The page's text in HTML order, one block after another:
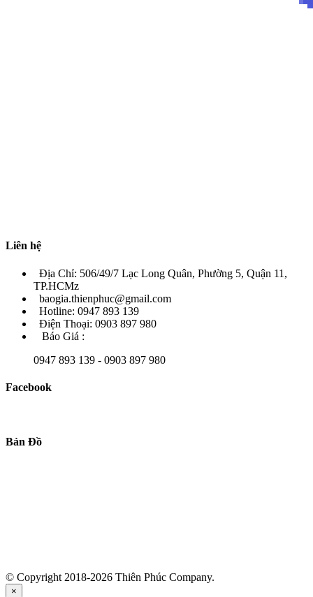
Liên hệ
Địa Chỉ: 506/49/7 Lạc Long Quân, Phường 5, Quận 11,
TP.HCMz
baogia.thienphuc@gmail.com
Hotline: 0947 893 139
Điện Thoại: 0903 897 980
Báo Giá :
0947 893 139 - 0903 897 980
Facebook
Bản Đồ
© Copyright 2018-2026 Thiên Phúc Company.
×